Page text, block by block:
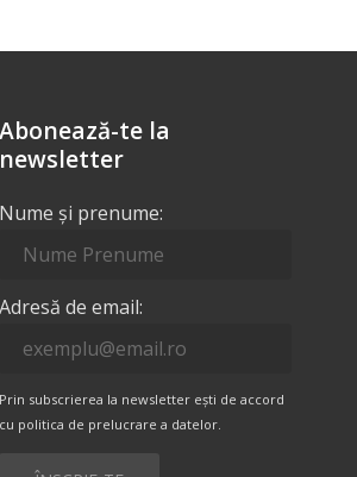
Abonează-te la
newsletter
Nume și prenume:
Adresă de email:
Prin subscrierea la newsletter ești de accord
cu politica de prelucrare a datelor.